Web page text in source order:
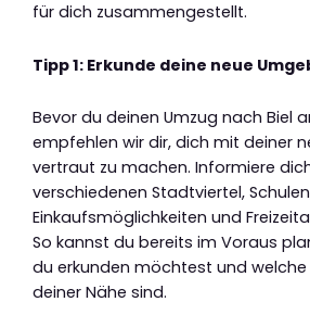
für dich zusammengestellt.
Tipp 1: Erkunde deine neue
Bevor du deinen Umzug nach Biel
empfehlen wir dir, dich mit deiner
vertraut zu machen. Informiere
verschiedenen Stadtviertel,
Einkaufsmöglichkeiten und
So kannst du bereits im Voraus
du erkunden möchtest und
deiner Nähe sind.